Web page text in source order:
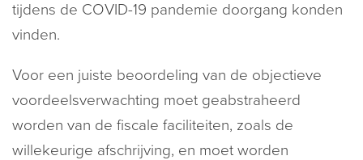
tijdens de COVID-19 pandemie doorgang konden
vinden.
Voor een juiste beoordeling van de objectieve
voordeelsverwachting moet geabstraheerd
worden van de fiscale faciliteiten, zoals de
willekeurige afschrijving, en moet worden